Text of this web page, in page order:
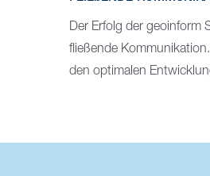
Der Erfolg der geoinform
fließende
den optimalen